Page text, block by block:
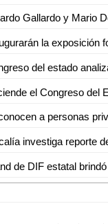
la exposición